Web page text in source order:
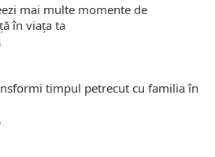
mai multe momente de
în viața ta
timpul petrecut cu familia în